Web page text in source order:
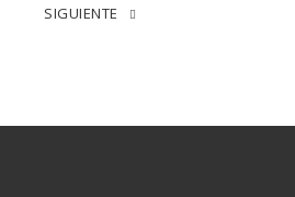
SIGUIENTE